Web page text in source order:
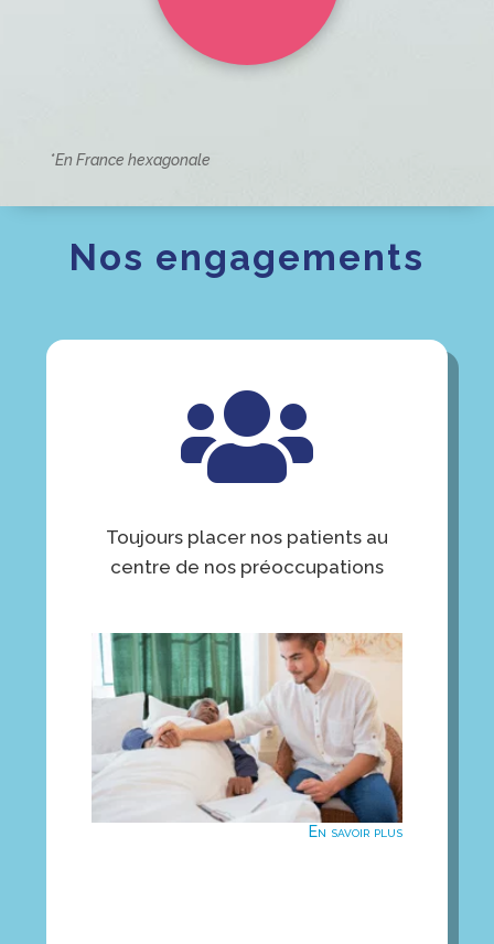
*En France hexagonale
Nos engagements

Toujours placer nos patients au
centre de nos préoccupations
En savoir plus
Un service adapté et personnalisé à
chaque patient
Une relation de proximité :
1 diététicien ou 1 infirmier référent par